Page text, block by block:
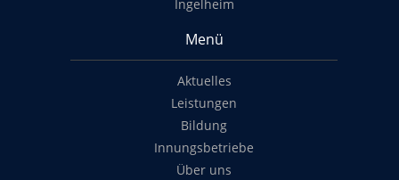
Ingelheim
Menü
Aktuelles
Leistungen
Bildung
Innungsbetriebe
Über uns